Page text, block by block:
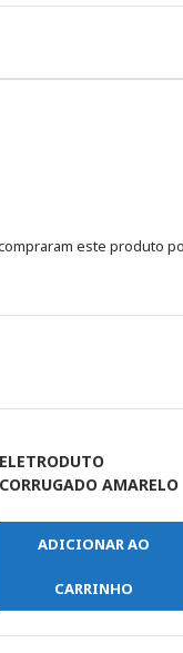
este produto
ELETRODUTO
CORRUGADO AMARELO
ADICIONAR AO
CARRINHO